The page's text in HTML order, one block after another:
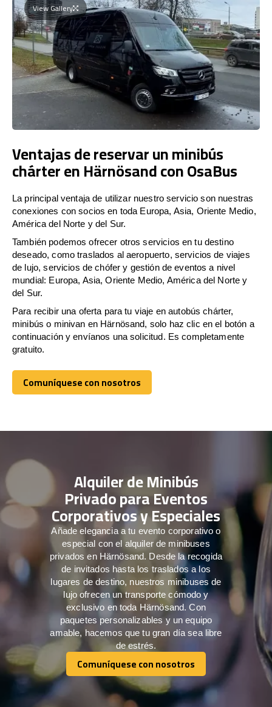
View Gallery
Ventajas de reservar un minibús
chárter en Härnösand con OsaBus
La principal ventaja de utilizar nuestro servicio son nuestras
conexiones con socios en toda Europa, Asia, Oriente Medio,
América del Norte y del Sur.
También podemos ofrecer otros servicios en tu destino
deseado, como traslados al aeropuerto, servicios de viajes
de lujo, servicios de chófer y gestión de eventos a nivel
mundial: Europa, Asia, Oriente Medio, América del Norte y
del Sur.
Para recibir una oferta para tu viaje en autobús chárter,
minibús o minivan en Härnösand, solo haz clic en el botón a
continuación y envíanos una solicitud. Es completamente
gratuito.
Comuníquese con nosotros
Comuníquese con nosotros
Alquiler de Minibús
Privado para Eventos
Corporativos y Especiales
Añade elegancia a tu evento corporativo o
especial con el alquiler de minibuses
privados en Härnösand. Desde la recogida
de invitados hasta los traslados a los
lugares de destino, nuestros minibuses de
lujo ofrecen un transporte cómodo y
exclusivo en toda Härnösand. Con
paquetes personalizables y un equipo
amable, hacemos que tu gran día sea libre
de estrés.
Comuníquese con nosotros
Comuníquese con nosotros